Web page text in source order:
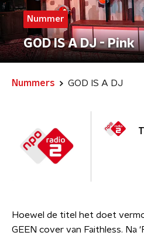
Nummer
GOD IS A DJ - Pink
Nummers GOD IS A DJ
Hoewel de titel het doet
GEEN cover van Faithless. Na